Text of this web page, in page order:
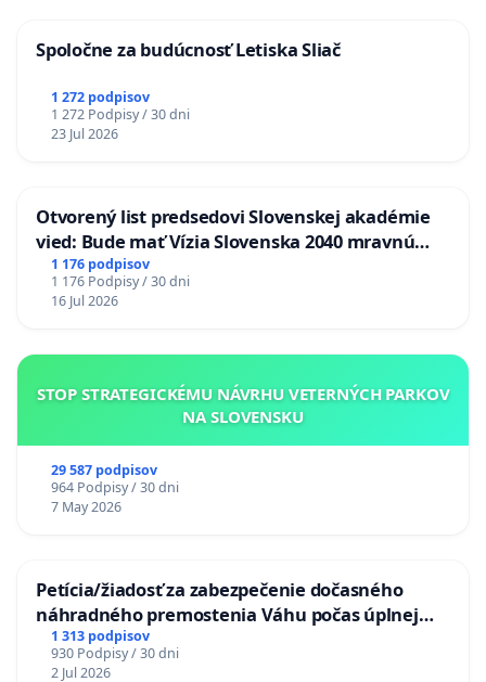
Spoločne za budúcnosť Letiska Sliač
1 272 podpisov
1 272 Podpisy / 30 dni
23 Jul 2026
Otvorený list predsedovi Slovenskej akadémie
vied: Bude mať Vízia Slovenska 2040 mravnú
chrbticu?
1 176 podpisov
1 176 Podpisy / 30 dni
16 Jul 2026
STOP STRATEGICKÉMU NÁVRHU VETERNÝCH PARKOV
NA SLOVENSKU
29 587 podpisov
964 Podpisy / 30 dni
7 May 2026
Petícia/žiadosť za zabezpečenie dočasného
náhradného premostenia Váhu počas úplnej
uzávery Vážskeho mosta v Komárne
1 313 podpisov
930 Podpisy / 30 dni
2 Jul 2026